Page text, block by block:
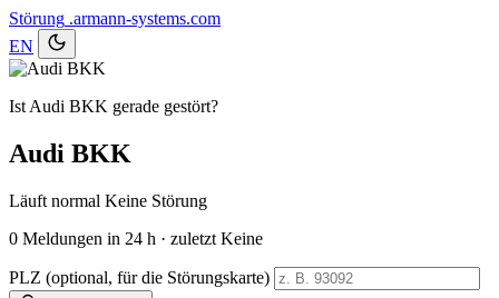
Störung .armann-systems.com
EN
Ist Audi BKK gerade gestört?
Audi BKK
Läuft normal Keine Störung
0 Meldungen in 24 h · zuletzt Keine
PLZ (optional, für die Störungskarte)